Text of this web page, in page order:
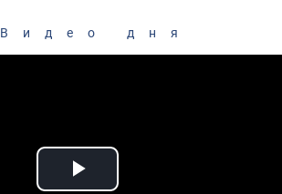
Видео дня